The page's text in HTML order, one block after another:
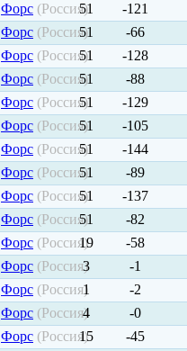
Форс (Россия)
51 -121
Форс (Россия)
51 -66
Форс (Россия)
51 -128
Форс (Россия)
51 -88
Форс (Россия)
51 -129
Форс (Россия)
51 -105
Форс (Россия)
51 -144
Форс (Россия)
51 -89
Форс (Россия)
51 -137
Форс (Россия)
51 -82
Форс (Россия)19 -58
Форс (Россия)3 -1
Форс (Россия)
1 -2
Форс (Россия)4 -0
Форс (Россия)15 -45